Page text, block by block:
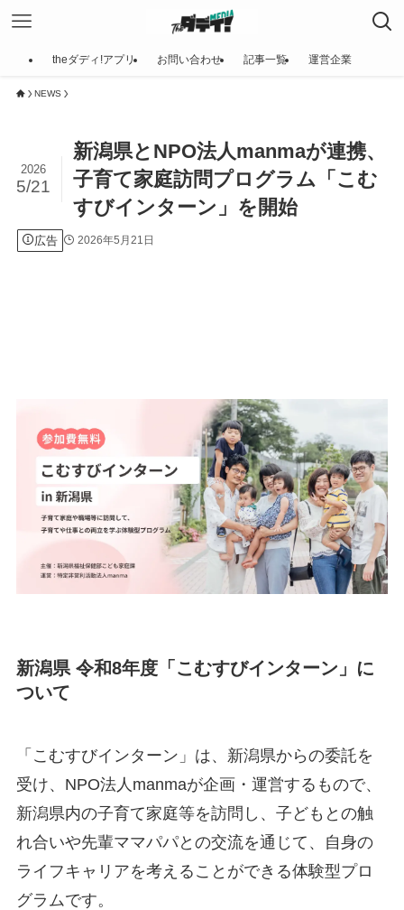
theダディ!アプリ お問い合わせ 記事一覧 運営企業
NEWS
新潟県とNPO法人manmaが連携、
子育て家庭訪問プログラム「こむ
すびインターン」を開始
2026
5/21
広告 2026年5月21日
新潟県 令和8年度「こむすびインターン」に
ついて
「こむすびインターン」は、新潟県からの委託を
受け、NPO法人manmaが企画・運営するもので、
新潟県内の子育て家庭等を訪問し、子どもとの触
れ合いや先輩ママパパとの交流を通じて、自身の
ライフキャリアを考えることができる体験型プロ
グラムです。